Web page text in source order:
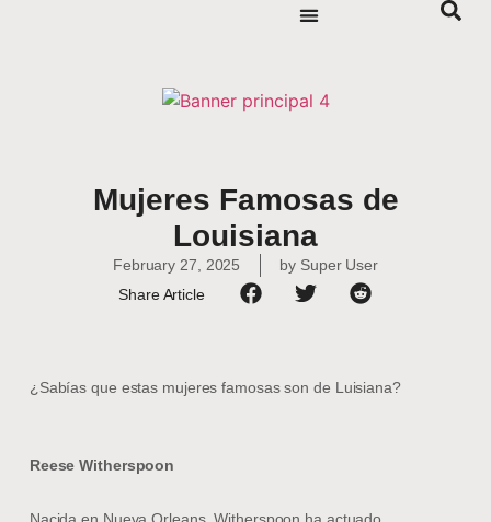
Mujeres Famosas de
Louisiana
February 27, 2025 by Super User
Share Article
¿Sabías que estas mujeres famosas son de Luisiana?
Reese Witherspoon